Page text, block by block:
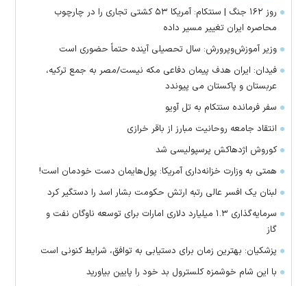
روز ۱۶۲ جنگ | سنتکام: آمریکا ۵۳ کشتی تجاری را در چارچوب
محاصره ایران تغییر مسیر داده
وزیر آموزش‌وپرورش: سال تحصیلی آینده حتماً حضوری است
فیدان: ایران هدف پیمان دفاعی مکه نیست/مصر به جمع ترکیه،
عربستان و پاکستان می پیوندد
سفر فرمانده سنتکام به تل آویو
انتقاد جامعه روحانیت مبارز از باقر خرازی
کوروش اژدهاکش پرسپولیسی شد
همتی به وزارت خزانه‌داری آمریکا: پول‌هایمان دست خودمان است!
لبنان یک افسر عالی رتبه ارتش حکومت بشار اسد را دستگیر کرد
سرمایه‌گذاری ۱.۳ میلیارد دلاری امارات برای توسعه ناوگان نفت و
گاز
پزشکیان: بهترین زمان برای دستیابی به توافق، شرایط کنونی است
با این شام خوشمزه کلسترول بد خود را پایین بیاورید